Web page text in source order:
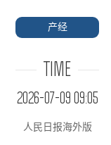
产经
TIME
2026-07-09 09:05
人民日报海外版